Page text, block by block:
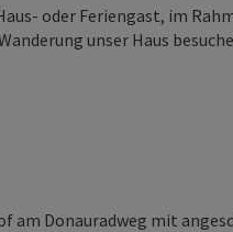
oder Feriengast, im
unser Haus
am Donauradweg mit